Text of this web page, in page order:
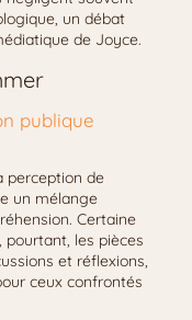
un débat
de Joyce.
publique
perception de
un mélange
Certaine
pourtant, les pièces
et réflexions,
ceux confrontés